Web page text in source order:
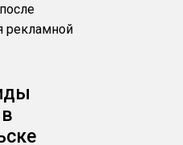
рекламной